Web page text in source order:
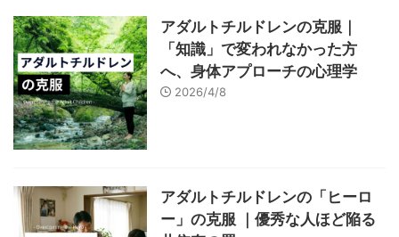
アダルトチルドレンの克服｜
「知識」で変われなかった方
へ、身体アプローチの心理学
2026/4/8
アダルトチルドレンの「ヒーロ
ー」の克服 ｜優秀な人ほど陥る